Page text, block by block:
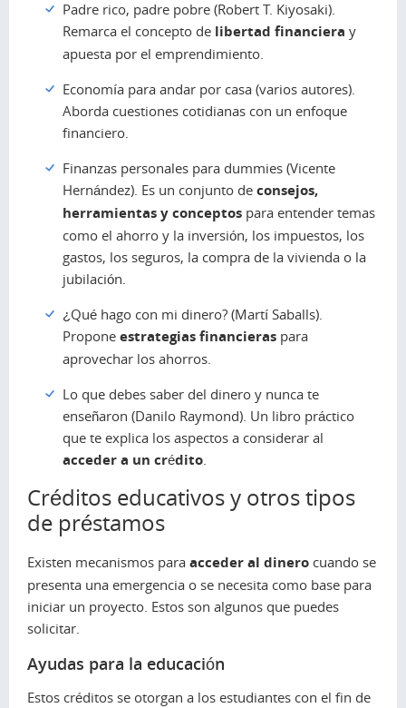
Padre rico, padre pobre (Robert T. Kiyosaki).
Remarca el concepto de libertad financiera y
apuesta por el emprendimiento.
Economía para andar por casa (varios autores).
Aborda cuestiones cotidianas con un enfoque
financiero.
Finanzas personales para dummies (Vicente
Hernández). Es un conjunto de consejos,
herramientas y conceptos para entender temas
como el ahorro y la inversión, los impuestos, los
gastos, los seguros, la compra de la vivienda o la
jubilación.
¿Qué hago con mi dinero? (Martí Saballs).
Propone estrategias financieras para
aprovechar los ahorros.
Lo que debes saber del dinero y nunca te
enseñaron (Danilo Raymond). Un libro práctico
que te explica los aspectos a considerar al
acceder a un crédito
Créditos educativos y otros tipos
de préstamos
Existen mecanismos para acceder al dinero cuando se
presenta una emergencia o se necesita como base para
iniciar un proyecto. Estos son algunos que puedes
solicitar.
Ayudas para la educación
Estos créditos se otorgan a los estudiantes con el fin de